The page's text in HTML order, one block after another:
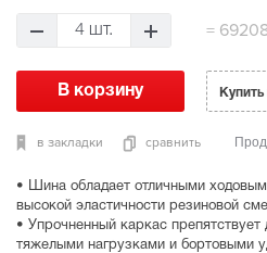
• Шина обладает отличными
высокой эластичности резиновой
• Упрочненный каркас
тяжелыми нагрузками и бортовыми
4 шт. =
в закладки сравнить